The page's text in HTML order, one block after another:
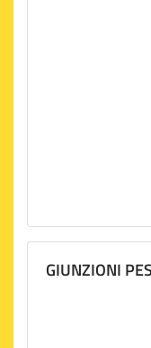
GIUNZIONI